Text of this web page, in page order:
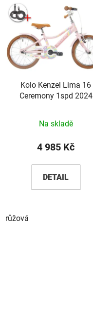
Kolo Kenzel Lima 16
Ceremony 1spd 2024
Na skladě
4 985 Kč
DETAIL
růžová